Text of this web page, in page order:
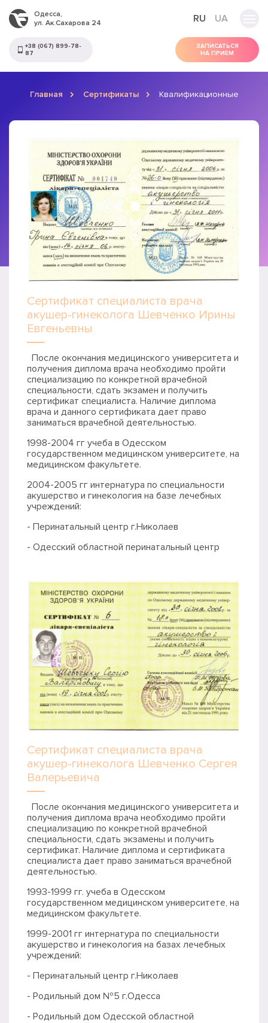
Одесса,
ул. Ак.Сахарова 24
RU UA
+38 (067) 899-78-
87
ЗАПИСАТЬСЯ
НА ПРИЕМ
Главная Сертификаты Квалификационные
Сертификат специалиста врача
акушер-гинеколога Шевченко Ирины
Евгеньевны
После окончания медицинского университета и
получения диплома врача необходимо пройти
специализацию по конкретной врачебной
специальности, сдать экзамен и получить
сертификат специалиста. Наличие диплома
врача и данного сертификата дает право
заниматься врачебной деятельностью.
1998-2004 гг учеба в Одесском
государственном медицинском университете, на
медицинском факультете.
2004-2005 гг интернатура по специальности
акушерство и гинекология на базе лечебных
учреждений:
- Перинатальный центр г.Николаев
- Одесский областной перинатальный центр
Сертификат специалиста врача
акушер-гинеколога Шевченко Сергея
Валерьевича
После окончания медицинского университета и
получения диплома врача необходимо пройти
специализацию по конкретной врачебной
специальности, сдать экзамены и получить
сертификат. Наличие диплома и сертификата
специалиста дает право заниматься врачебной
деятельностью.
1993-1999 гг. учеба в Одесском
государственном медицинском университете, на
медицинском факультете.
1999-2001 гг интернатура по специальности
акушерство и гинекология на базах лечебных
учреждений:
- Перинатальный центр г.Николаев
- Родильный дом №5 г.Одесса
- Родильный дом Одесской областной